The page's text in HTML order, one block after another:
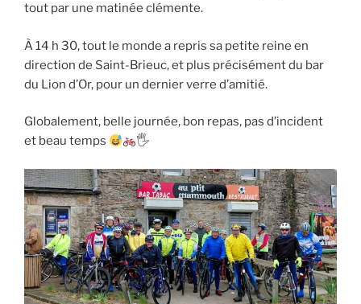
tout par une matinée clémente.
À 14 h 30, tout le monde a repris sa petite reine en
direction de Saint-Brieuc, et plus précisément du bar
du Lion d’Or, pour un dernier verre d’amitié.
Globalement, belle journée, bon repas, pas d’incident
et beau temps
🖐